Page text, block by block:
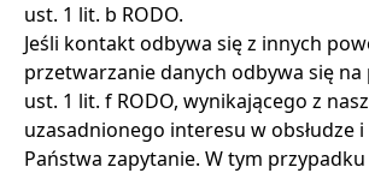
ust. 1 lit. b RODO.
Jeśli kontakt odbywa się z innych
przetwarzanie danych odbywa się
ust. 1 lit. f RODO, wynikającego z
uzasadnionego interesu w obsłudze
Państwa zapytanie. W tym